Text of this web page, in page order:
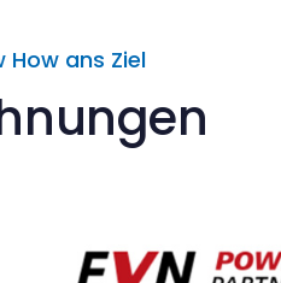
How ans Ziel